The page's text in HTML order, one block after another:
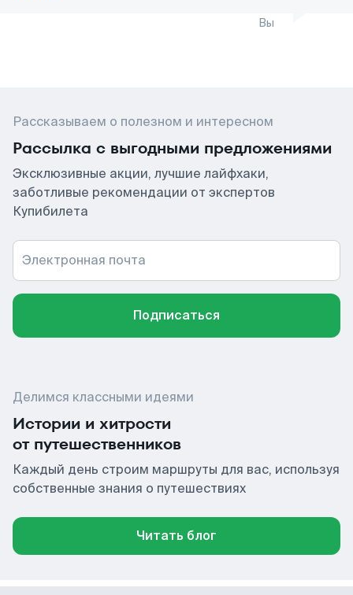
Вы
Рассказываем о полезном и интересном
Рассылка с выгодными предложениями
Эксклюзивные акции, лучшие лайфхаки,
заботливые рекомендации от экспертов
Купибилета
Электронная почта
Подписаться
Делимся классными идеями
Истории и хитрости
от путешественников
Каждый день строим маршруты для вас, используя
собственные знания о путешествиях
Читать блог